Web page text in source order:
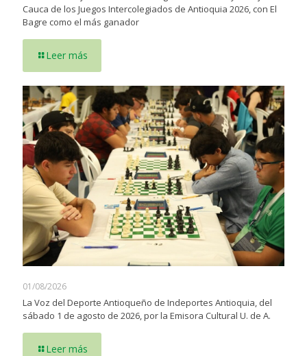
Cauca de los Juegos Intercolegiados de Antioquia 2026, con El
Bagre como el más ganador
Leer más
01/08/2026
La Voz del Deporte Antioqueño de Indeportes Antioquia, del
sábado 1 de agosto de 2026, por la Emisora Cultural U. de A.
Leer más